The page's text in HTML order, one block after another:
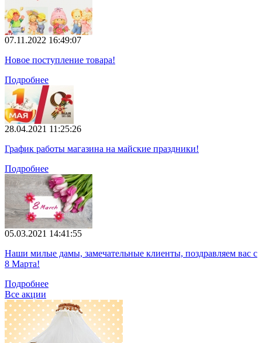
07.11.2022 16:49:07
Новое поступление товара!
Подробнее
28.04.2021 11:25:26
График работы магазина на майские праздники!
Подробнее
05.03.2021 14:41:55
Наши милые дамы, замечательные клиенты, поздравляем вас с
8 Марта!
Подробнее
Все акции